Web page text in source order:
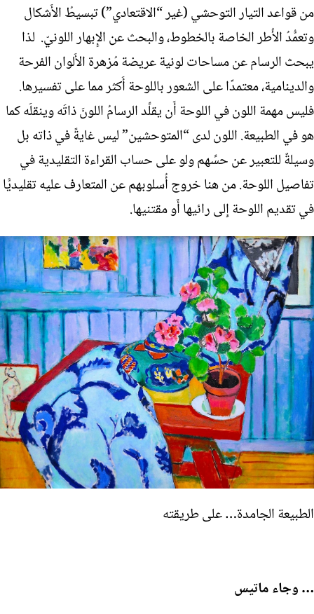
من قواعد التيار التوحشي (غير “الاقتعادي”) تبسيطُ الأَشكال
وتعمُّدُ الأُطر الخاصة بالخطوط، والبحث عن الإِبهار اللونيّ. لذا
يبحث الرسام عن مساحات لونية عريضة مُزهرة الأَلوان الفرحة
والدينامية، معتمدًا على الشعور باللوحة أَكثر مما على تفسيرها.
فليس مهمة اللون في اللوحة أَن يقلِّد الرسامُ اللونَ ذاتَه وينقلَه كما
هو في الطبيعة. اللون لدى “المتوحشين” ليس غايةً في ذاته بل
وسيلةٌ للتعبير عن حسِّهم ولو على حساب القراءة التقليدية في
تفاصيل اللوحة. من هنا خروج أُسلوبهم عن المتعارف عليه تقليديًّا
في تقديم اللوحة إِلى رائيها أَو مقتنيها.
الطبيعة الجامدة… على طريقته
… وجاء ماتيس